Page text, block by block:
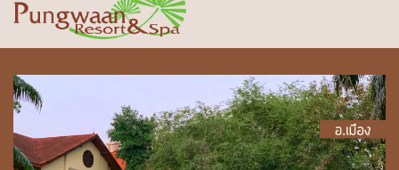
ต้องการสิ่งใดเป็นพิเศษ..ห้องพัก..อาหาร..กิจกรรม..ยานพาหนะ
หรืออื่นๆ เรายินดีตอบสนองความต้องการของท่าน เพราะทุก